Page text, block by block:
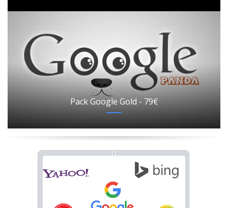
Pack Google Gold - 79€